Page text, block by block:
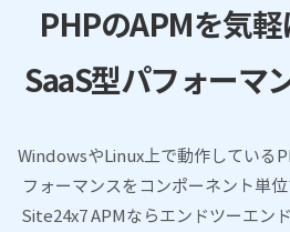
PHPのAPMを気
SaaS型パフォーマ
WindowsやLinux上で動作している
フォーマンスをコンポーネント単
Site24x7 APMならエンドツーエン